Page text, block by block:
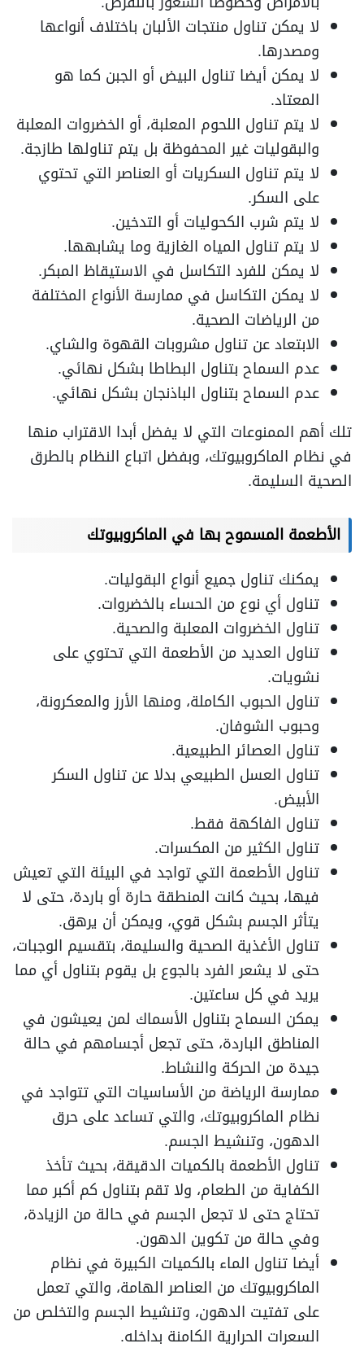
لا يمكن تناول منتجات الألبان باختلاف أنواعها
ومصدرها.
لا يمكن أيضا تناول البيض أو الجبن كما هو
المعتاد.
لا يتم تناول اللحوم المعلبة، أو الخضروات المعلبة
والبقوليات غير المحفوظة بل يتم تناولها طازجة.
لا يتم تناول السكريات أو العناصر التي تحتوي
على السكر.
لا يتم شرب الكحوليات أو التدخين.
لا يتم تناول المياه الغازية وما يشابهها.
لا يمكن للفرد التكاسل في الاستيقاظ المبكر.
لا يمكن التكاسل في ممارسة الأنواع المختلفة
من الرياضات الصحية.
الابتعاد عن تناول مشروبات القهوة والشاي.
عدم السماح بتناول البطاطا بشكل نهائي.
عدم السماح بتناول الباذنجان بشكل نهائي.
تلك أهم الممنوعات التي لا يفضل أبدا الاقتراب منها
في نظام الماكروبيوتك، وبفضل اتباع النظام بالطرق
الصحية السليمة.
الأطعمة المسموح بها في الماكروبيوتك
يمكنك تناول جميع أنواع البقوليات.
تناول أي نوع من الحساء بالخضروات.
تناول الخضروات المعلبة والصحية.
تناول العديد من الأطعمة التي تحتوي على
نشويات.
تناول الحبوب الكاملة، ومنها الأرز والمعكرونة،
وحبوب الشوفان.
تناول العصائر الطبيعية.
تناول العسل الطبيعي بدلا عن تناول السكر
الأبيض.
تناول الفاكهة فقط.
تناول الكثير من المكسرات.
تناول الأطعمة التي تواجد في البيئة التي تعيش
فيها، بحيث كانت المنطقة حارة أو باردة، حتى لا
يتأثر الجسم بشكل قوي، ويمكن أن يرهق.
تناول الأغذية الصحية والسليمة، بتقسيم الوجبات،
حتى لا يشعر الفرد بالجوع بل يقوم بتناول أي مما
يريد في كل ساعتين.
يمكن السماح بتناول الأسماك لمن يعيشون في
المناطق الباردة، حتى تجعل أجسامهم في حالة
جيدة من الحركة والنشاط.
ممارسة الرياضة من الأساسيات التي تتواجد في
نظام الماكروبيوتك، والتي تساعد على حرق
الدهون، وتنشيط الجسم.
تناول الأطعمة بالكميات الدقيقة، بحيث تأخذ
الكفاية من الطعام، ولا تقم بتناول كم أكبر مما
تحتاج حتى لا تجعل الجسم في حالة من الزيادة،
وفي حالة من تكوين الدهون.
أيضا تناول الماء بالكميات الكبيرة في نظام
الماكروبيوتك من العناصر الهامة، والتي تعمل
على تفتيت الدهون، وتنشيط الجسم والتخلص من
السعرات الحرارية الكامنة بداخله.